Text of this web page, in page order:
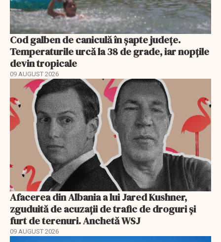
Cod galben de caniculă în șapte județe.
Temperaturile urcă la 38 de grade, iar nopțile
devin tropicale
09 AUGUST 2026
Afacerea din Albania a lui Jared Kushner,
zguduită de acuzații de trafic de droguri și
furt de terenuri. Anchetă WSJ
09 AUGUST 2026